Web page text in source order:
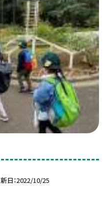
日 2022/10/25